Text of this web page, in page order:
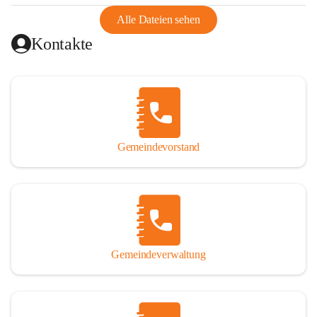
Aus diesem Grund war die Bevölkerung dazu gezwungen,
Schmuggel zu betreiben. Es kam oft zu nächtlichen
Überfällen und Schießereien. Erst mit dem Anschluss des
wirtschaftlich ging es bergauf. Dieser Aufschwung endete
1926. Es folgten Arbeitslosigkeit, Preissteigerung und
Unanbringlichkeit von Produkten. Daher wurde der
Anschluss an das Deutsche Reich begrüßt. Als der Zweite
Weltkrieg ausbrach, schwang die Stimmung um. Es starben
26 Männer an der Front, weitere 16 werden vermisst.
Von 1971 bis 1991 gehörte Wörterberg zur Gemeinde
Ollersdorf. Durch den Einsatz von mehreren Ortsansässigen
wurde Wörterberg 1991 wieder eine eigenständige
Die Gemeinde liegt im Südburgenland im Nordwesten des
Alle Dateien sehen
Kontakte
Gemeindevorstand
Gemeindeverwaltung